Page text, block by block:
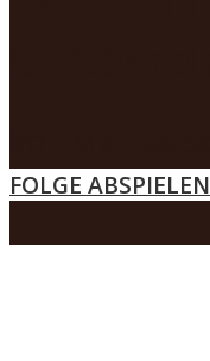
FOLGE ABSPIELEN